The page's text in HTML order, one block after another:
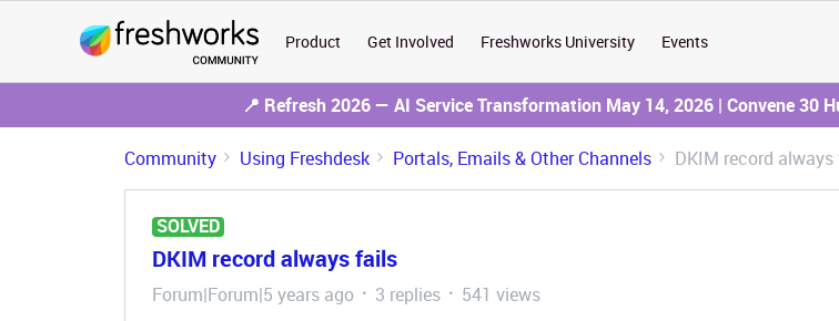
Product Get Involved Freshworks University Events
📍 Refresh 2026 — AI Service Transformation May 14, 2026 | Convene 30
Community Using Freshdesk Portals, Emails & Other Channels DKIM record
SOLVED
DKIM record always fails
Forum|Forum|5 years ago 3 replies 541 views